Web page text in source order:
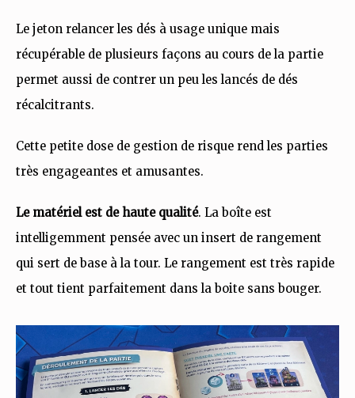
Le jeton relancer les dés à usage unique mais
récupérable de plusieurs façons au cours de la partie
permet aussi de contrer un peu les lancés de dés
récalcitrants.
Cette petite dose de gestion de risque rend les parties
très engageantes et amusantes.
Le matériel est de haute qualité. La boîte est
intelligemment pensée avec un insert de rangement
qui sert de base à la tour. Le rangement est très rapide
et tout tient parfaitement dans la boite sans bouger.